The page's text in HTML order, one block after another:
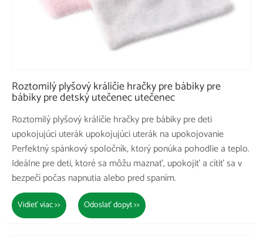
Roztomilý plyšový králičie hračky pre bábiky pre
bábiky pre detský utečenec utečenec
Roztomilý plyšový králičie hračky pre bábiky pre deti
upokojujúci uterák upokojujúci uterák na upokojovanie
Perfektný spánkový spoločník, ktorý ponúka pohodlie a teplo.
Ideálne pre deti, ktoré sa môžu maznať, upokojiť a cítiť sa v
bezpečí počas napnutia alebo pred spaním.
Vidieť viac >> Odoslať dopyt >>